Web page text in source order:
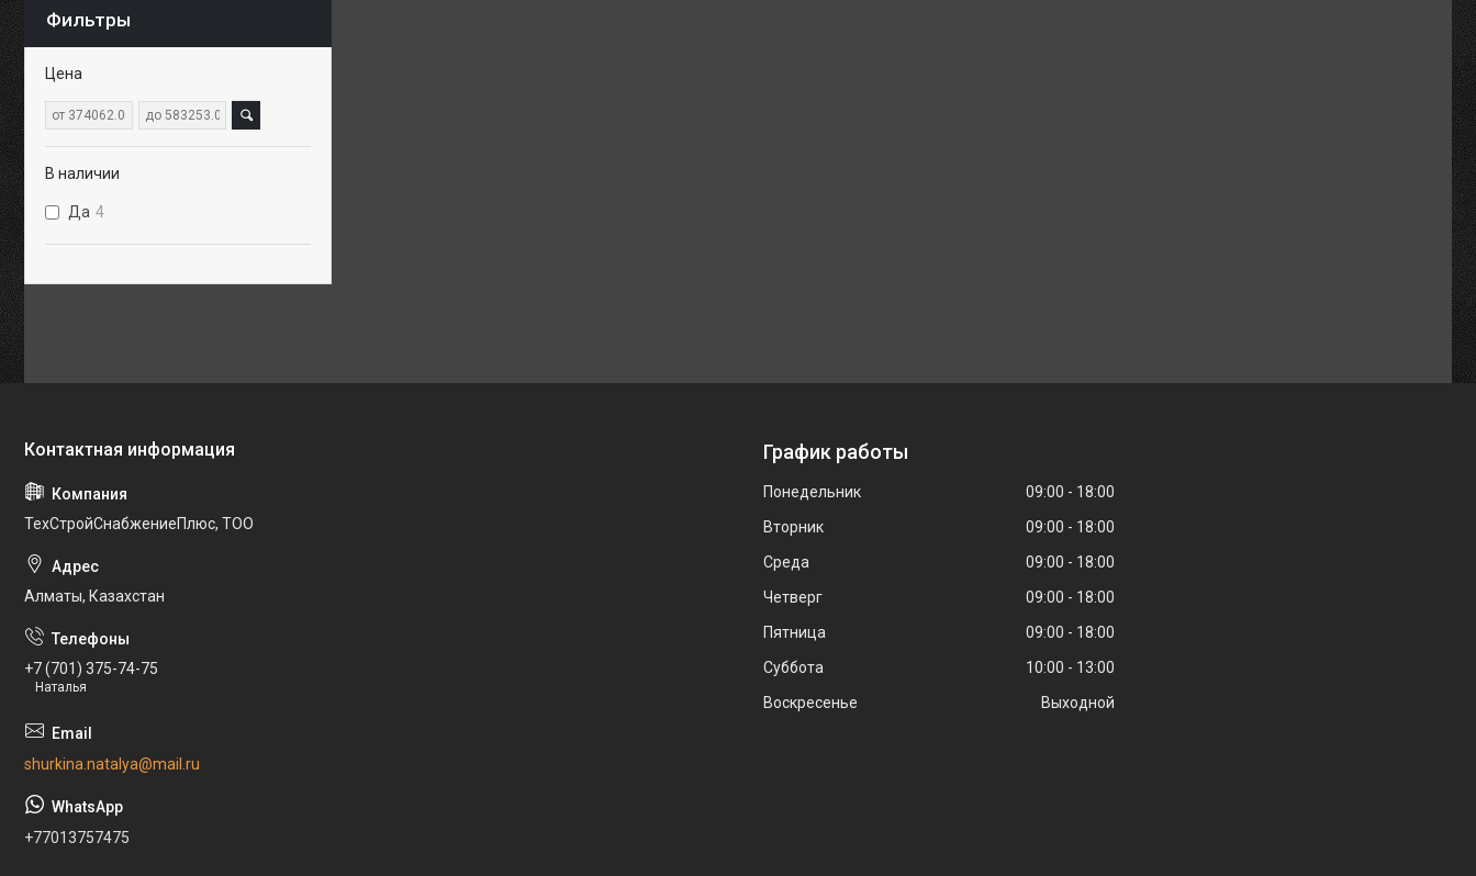
Фильтры
Цена
В наличии
Да 4
ТехСтройСнабжениеПлюс, ТОО
Алматы, Казахстан
+7 (701) 375-74-75
Наталья
shurkina.natalya@mail.ru
+77013757475
График работы
Понедельник 09:00
18:00
Вторник
09:00
18:00
Среда
09:00
18:00
Четверг
09:00
18:00
Пятница
09:00
18:00
Суббота
10:00
13:00
Воскресенье
Выходной